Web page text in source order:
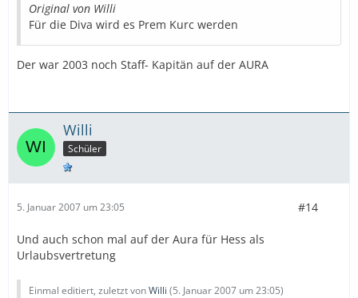
Original von Willi
Für die Diva wird es Prem Kurc werden
Der war 2003 noch Staff- Kapitän auf der AURA
Willi
Schüler
5. Januar 2007 um 23:05 #14
Und auch schon mal auf der Aura für Hess als
Urlaubsvertretung
Einmal editiert, zuletzt vonWilli (5. Januar 2007 um 23:05)